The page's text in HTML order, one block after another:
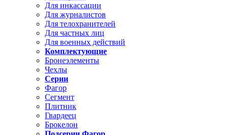
Для инкассации
Для журналистов
Для телохранителей
Для частных лиц
Для военных действий
Комплектующие
Бронеэлементы
Чехлы
Серии
Фагор
Сегмент
Плитник
Гвардеец
Брокелон